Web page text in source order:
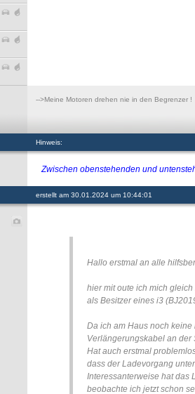
-->Meine Motoren drehen nie in den Begrenzer !
Hinweis:
Zwischen obenstehenden und
erstellt am 30.01.2024 um 10:44:01
Hallo erstmal an alle
hier mit oute ich mich
als Besitzer eines i3
Da ich am Haus noch
Verlängerungskabel an der
Hat auch erstmal
dass der Ladevorgang
Interessanterweise hat das
beobachte ich jetzt schon